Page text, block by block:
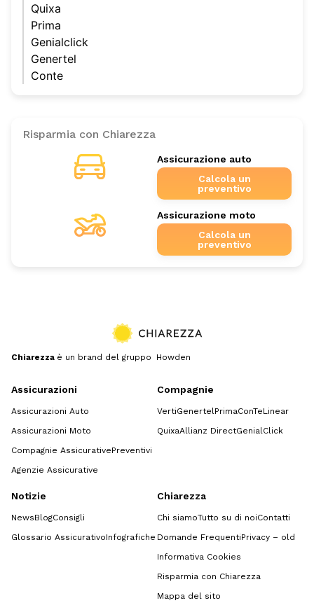
Quixa
Prima
Genialclick
Genertel
Conte
Risparmia con Chiarezza
Assicurazione auto
Calcola un
preventivo
Assicurazione moto
Calcola un
preventivo
Chiarezza è un brand del gruppo Howden
Assicurazioni
Assicurazioni Auto
Assicurazioni Moto
Compagnie AssicurativePreventivi
Agenzie Assicurative
Compagnie
VertiGenertelPrimaConTeLinear
QuixaAllianz DirectGenialClick
Notizie
NewsBlogConsigli
Glossario AssicurativoInfografiche
Chiarezza
Chi siamoTutto su di noiContatti
Domande FrequentiPrivacy – old
Informativa Cookies
Risparmia con Chiarezza
Mappa del sito